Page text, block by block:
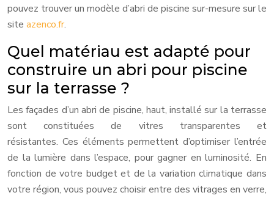
pouvez trouver un modèle d’abri de piscine sur-mesure sur le
site azenco.fr.
Quel matériau est adapté pour
construire un abri pour piscine
sur la terrasse ?
Les façades d’un abri de piscine, haut, installé sur la terrasse
sont constituées de vitres transparentes et
résistantes. Ces éléments permettent d’optimiser l’entrée
de la lumière dans l’espace, pour gagner en luminosité. En
fonction de votre budget et de la variation climatique dans
votre région, vous pouvez choisir entre des vitrages en verre,